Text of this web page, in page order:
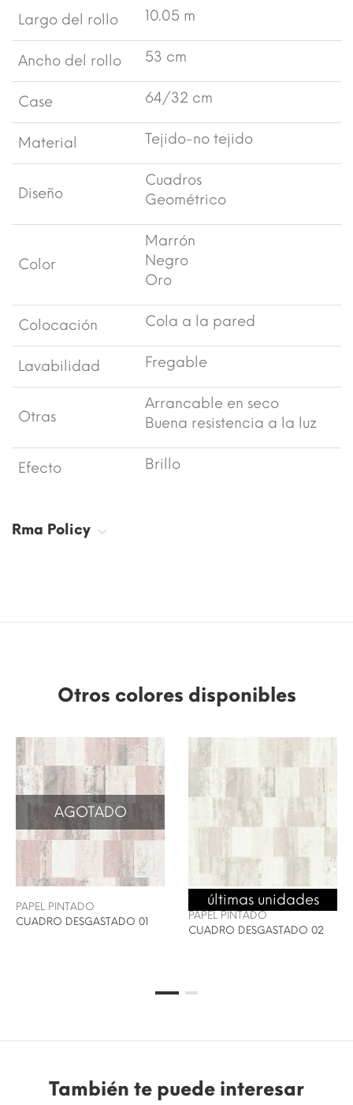
Largo del rollo 10.05 m
Ancho del rollo 53 cm
Case 64/32 cm
Material Tejido-no tejido
Diseño
Cuadros
Geométrico
Color
Marrón
Negro
Oro
Colocación Cola a la pared
Lavabilidad Fregable
Otras
Arrancable en seco
Buena resistencia a la luz
Efecto Brillo
Rma Policy
Otros colores disponibles
AGOTADO
PAPEL PINTADO
CUADRO DESGASTADO 01
ENVÍO 24/48H
últimas unidades
PAPEL PINTADO
CUADRO DESGASTADO 02
También te puede interesar